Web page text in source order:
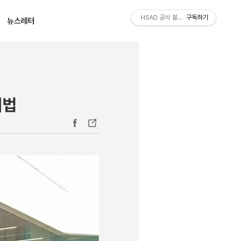
뉴스레터 HSAD 공식 블로그 HSADzine
구독하기